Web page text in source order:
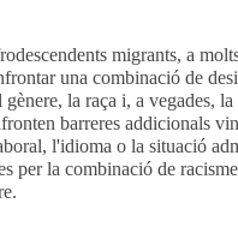
migrants, a
una combinació de
la raça i, a vegades,
barreres addicionals
l'idioma o la situació
per la combinació de